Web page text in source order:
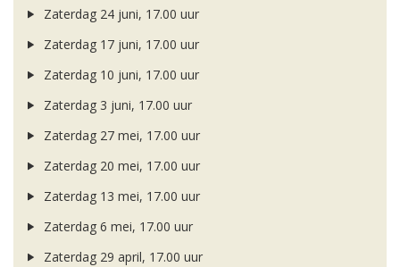
Zaterdag 24 juni, 17.00 uur
Zaterdag 17 juni, 17.00 uur
Zaterdag 10 juni, 17.00 uur
Zaterdag 3 juni, 17.00 uur
Zaterdag 27 mei, 17.00 uur
Zaterdag 20 mei, 17.00 uur
Zaterdag 13 mei, 17.00 uur
Zaterdag 6 mei, 17.00 uur
Zaterdag 29 april, 17.00 uur